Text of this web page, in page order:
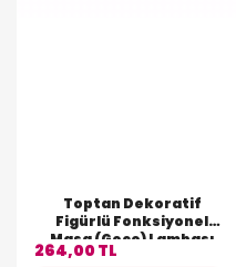
Toptan Dekoratif
Figürlü Fonksiyonel
Masa (Gece) Lambası
264,00 TL